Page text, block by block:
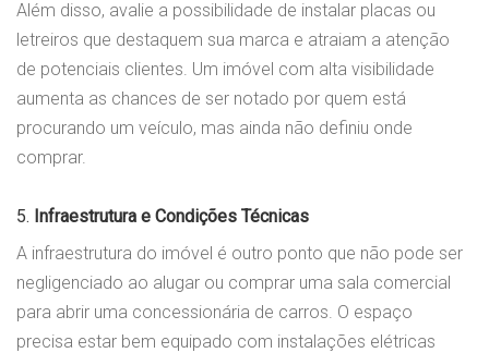
Além disso, avalie a possibilidade de instalar placas ou
letreiros que destaquem sua marca e atraiam a atenção
de potenciais clientes. Um imóvel com alta visibilidade
aumenta as chances de ser notado por quem está
procurando um veículo, mas ainda não definiu onde
comprar.
5. Infraestrutura e Condições Técnicas
A infraestrutura do imóvel é outro ponto que não pode ser
negligenciado ao alugar ou comprar uma sala comercial
para abrir uma concessionária de carros. O espaço
precisa estar bem equipado com instalações elétricas